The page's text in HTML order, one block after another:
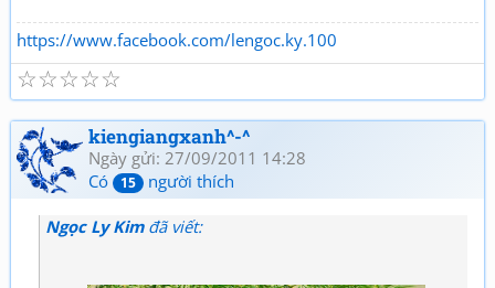
https://www.facebook.com/lengoc.ky.100
☆
☆
☆
☆
☆
kiengiangxanh^-^
Ngày gửi: 27/09/2011 14:28
Có
15 người thích
Ngọc Ly Kimđã viết: